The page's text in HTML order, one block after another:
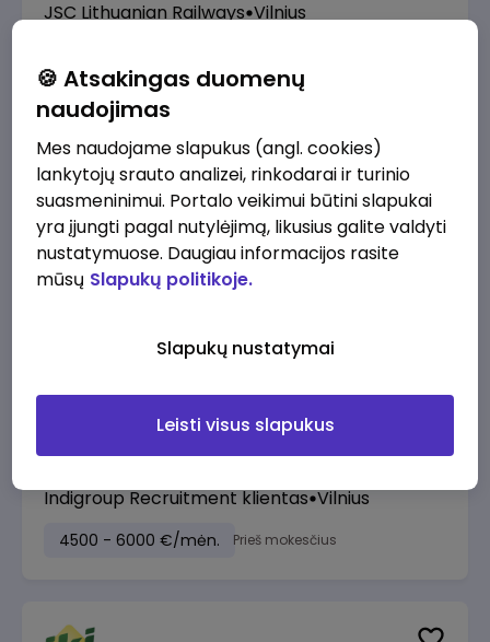
JSC Lithuanian Railways Vilnius
prieš 2 val.
Pardavėjas (-a) Klaipėdoje (Tilžės g.)
Lidl Lietuva, UAB Klaipėda
Indigroup Recruitment klientas Vilnius
4500 - 6000 €/mėn. Prieš mokesčius
🍪 Atsakingas duomenų
naudojimas
Mes naudojame slapukus (angl. cookies)
lankytojų srauto analizei, rinkodarai ir turinio
suasmeninimui. Portalo veikimui būtini slapukai
yra įjungti pagal nutylėjimą, likusius galite valdyti
nustatymuose. Daugiau informacijos rasite
mūsų Slapukų politikoje.
Slapukų nustatymai
Leisti visus slapukus